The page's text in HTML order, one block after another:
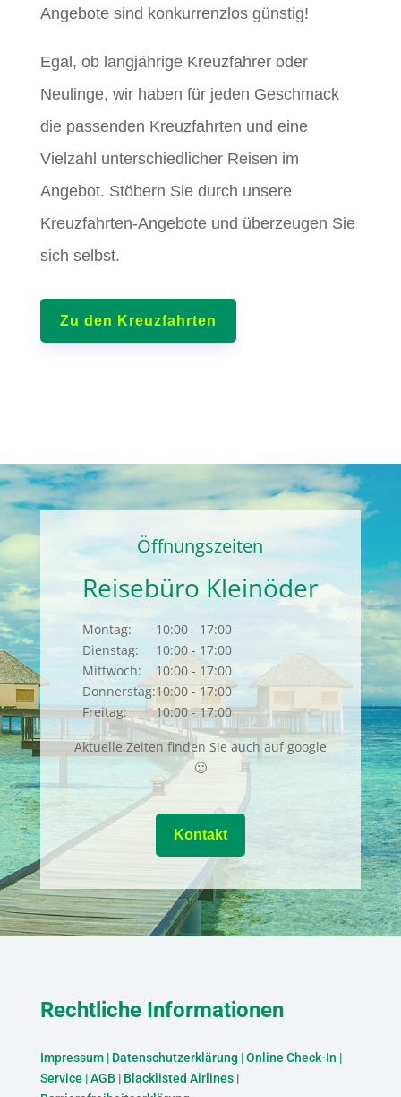
Angebote sind konkurrenzlos günstig!
Egal, ob langjährige Kreuzfahrer oder
Neulinge, wir haben für jeden Geschmack
die passenden Kreuzfahrten und eine
Vielzahl unterschiedlicher Reisen im
Angebot. Stöbern Sie durch unsere
Kreuzfahrten-Angebote und überzeugen Sie
sich selbst.
Zu den Kreuzfahrten
Öffnungszeiten
Reisebüro Kleinöder
Montag:
Dienstag:
Mittwoch:
Donnerstag:
Freitag:
10:00 - 17:00
10:00 - 17:00
10:00 - 17:00
10:00 - 17:00
10:00 - 17:00
Aktuelle Zeiten finden Sie auch auf google
🙂
Kontakt
Rechtliche Informationen
Impressum| Datenschutzerklärung |Online Check-In |
Service |AGB | Blacklisted Airlines|